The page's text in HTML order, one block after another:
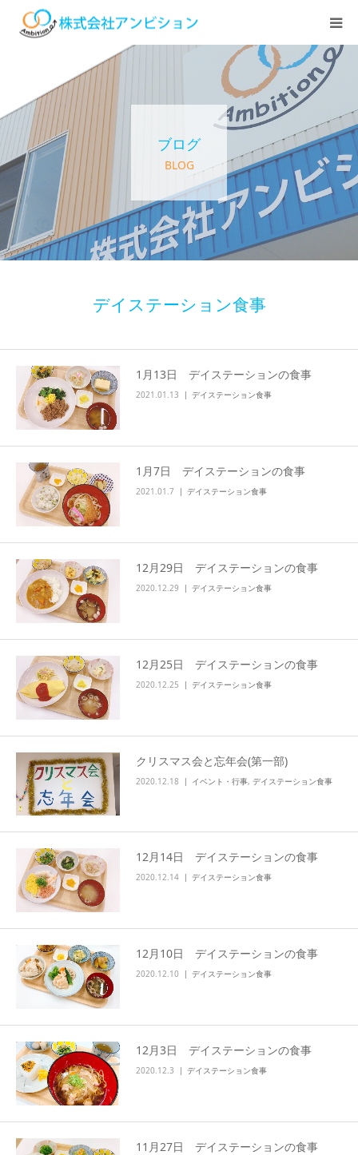
ブログ
BLOG
デイステーション食事
1月13日 デイステーションの食事
2021.01.13 デイステーション食事
1月7日 デイステーションの食事
2021.01.7 デイステーション食事
12月29日 デイステーションの食事
2020.12.29 デイステーション食事
12月25日 デイステーションの食事
2020.12.25 デイステーション食事
クリスマス会と忘年会(第一部)
2020.12.18 イベント・行事, デイステーション食事
12月14日 デイステーションの食事
2020.12.14 デイステーション食事
12月10日 デイステーションの食事
2020.12.10 デイステーション食事
12月3日 デイステーションの食事
2020.12.3 デイステーション食事
11月27日 デイステーションの食事
アンビションについて
サービス紹介
デイステーション
居宅介護・訪問介護
快護ラボ知技心
info